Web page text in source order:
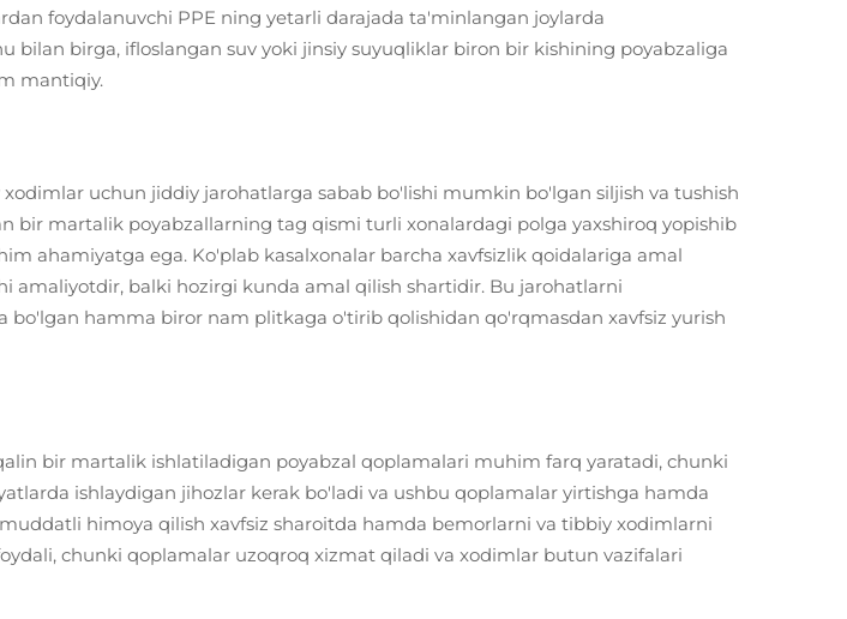
foydalanuvchi PPE ning yetarli darajada ta'minlangan joylarda
birga, ifloslangan suv yoki jinsiy suyuqliklar biron bir kishining poyabzaliga
mantiqiy.
uchun jiddiy jarohatlarga sabab bo'lishi mumkin bo'lgan siljish va tushish
martalik poyabzallarning tag qismi turli xonalardagi polga yaxshiroq yopishib
ahamiyatga ega. Ko'plab kasalxonalar barcha xavfsizlik qoidalariga amal
amaliyotdir, balki hozirgi kunda amal qilish shartidir. Bu jarohatlarni
hamma biror nam plitkaga o'tirib qolishidan qo'rqmasdan xavfsiz yurish
bir martalik ishlatiladigan poyabzal qoplamalari muhim farq yaratadi, chunki
ishlaydigan jihozlar kerak bo'ladi va ushbu qoplamalar yirtishga hamda
himoya qilish xavfsiz sharoitda hamda bemorlarni va tibbiy xodimlarni
chunki qoplamalar uzoqroq xizmat qiladi va xodimlar butun vazifalari